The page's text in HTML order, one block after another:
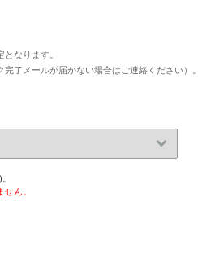
なります。
了メールが届かない場合はご連絡ください）。
ん。